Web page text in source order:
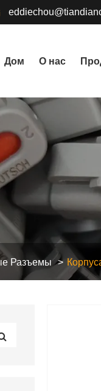
Дом О нас
Разъемы